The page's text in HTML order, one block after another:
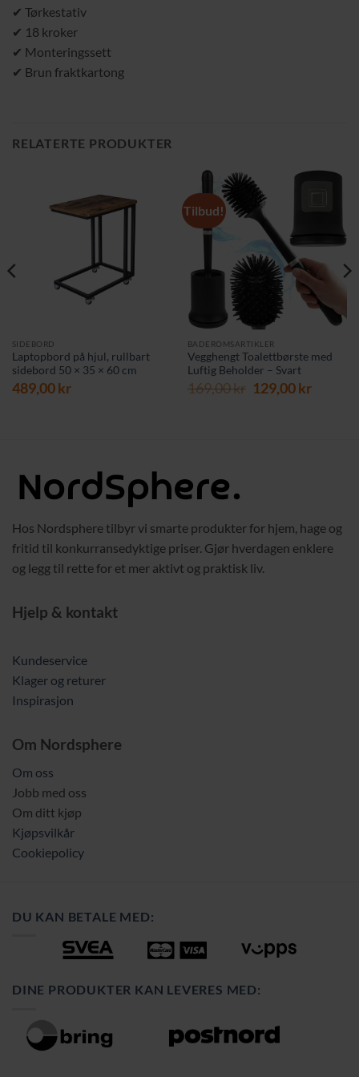
✔ Tørkestativ
✔ 18 kroker
✔ Monteringssett
✔ Brun fraktkartong
RELATERTE PRODUKTER
SIDEBORD
Laptopbord på hjul, rullbart
sidebord 50 × 35 × 60 cm
489,00kr
Tilbud!
BADEROMSARTIKLER
Vegghengt Toalettbørste med
Luftig Beholder – Svart
169,00kr Opprinnelig
129,00kr
Hos Nordsphere tilbyr vi smarte produkter for hjem, hage og
fritid til konkurransedyktige priser. Gjør hverdagen enklere
og legg til rette for et mer aktivt og praktisk liv.
Hjelp & kontakt
Kundeservice
Klager og returer
Inspirasjon
Om Nordsphere
Om oss
Jobb med oss
Om ditt kjøp
Kjøpsvilkår
Cookiepolicy
DU KAN BETALE MED:
DINE PRODUKTER KAN LEVERES MED: